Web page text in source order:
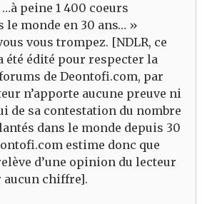
peine 1 400 coeurs
monde en 30 ans… »
vous trompez. [NDLR, ce
été édité pour respecter la
de Deontofi.com, par
n’apporte aucune preuve ni
de sa contestation du nombre
dans le monde depuis 30
estime donc que
d’une opinion du lecteur
aucun chiffre].